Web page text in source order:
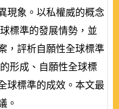
現象。以私權威的概念
標準的發展情勢，並
，評析自願性全球標準
形成、自願性全球標
球標準的成效。本文最
。